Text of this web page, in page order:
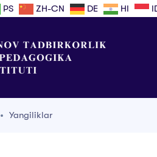
PS ZH-CN DE HI
Yangiliklar